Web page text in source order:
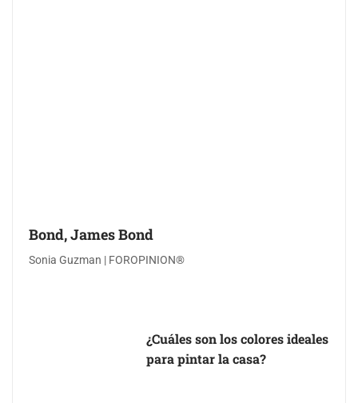
Bond, James Bond
Sonia Guzman | FOROPINION®
¿Cuáles son los colores ideales
para pintar la casa?